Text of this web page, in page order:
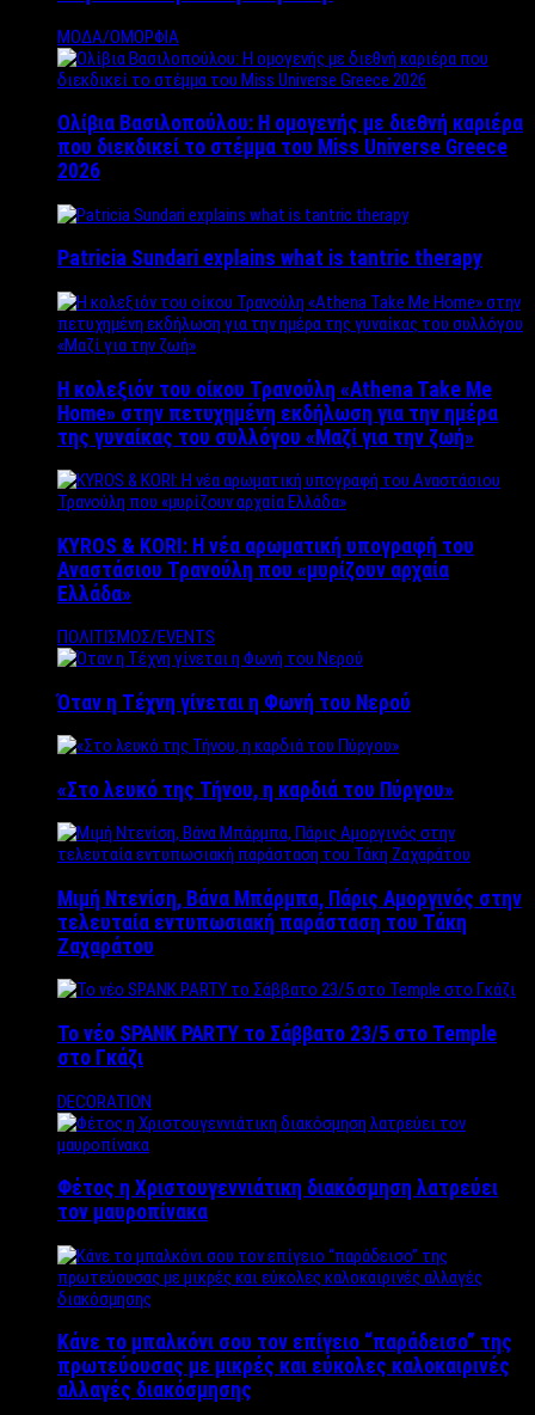
ΜΟΔΑ/ΟΜΟΡΦΙΑ
Ολίβια Βασιλοπούλου: Η ομογενής με διεθνή καριέρα
που διεκδικεί το στέμμα του Miss Universe Greece
2026
Patricia Sundari explains what is tantric therapy
Η κολεξιόν του οίκου Τρανούλη «Athena Take Me
Home» στην πετυχημένη εκδήλωση για την ημέρα
της γυναίκας του συλλόγου «Μαζί για την ζωή»
KYROS & KORI: Η νέα αρωματική υπογραφή του
Αναστάσιου Τρανούλη που «μυρίζουν αρχαία
Ελλάδα»
ΠΟΛΙΤΙΣΜΟΣ/EVENTS
Όταν η Τέχνη γίνεται η Φωνή του Νερού
«Στο λευκό της Τήνου, η καρδιά του Πύργου»
Μιμή Ντενίση, Βάνα Μπάρμπα, Πάρις Αμοργινός στην
τελευταία εντυπωσιακή παράσταση του Τάκη
Ζαχαράτου
Το νέο SPANK PARTY το Σάββατο 23/5 στο Temple
στο Γκάζι
DECORATION
Φέτος η Χριστουγεννιάτικη διακόσμηση λατρεύει
τον μαυροπίνακα
Κάνε το μπαλκόνι σου τον επίγειο “παράδεισο” της
πρωτεύουσας με μικρές και εύκολες καλοκαιρινές
αλλαγές διακόσμησης